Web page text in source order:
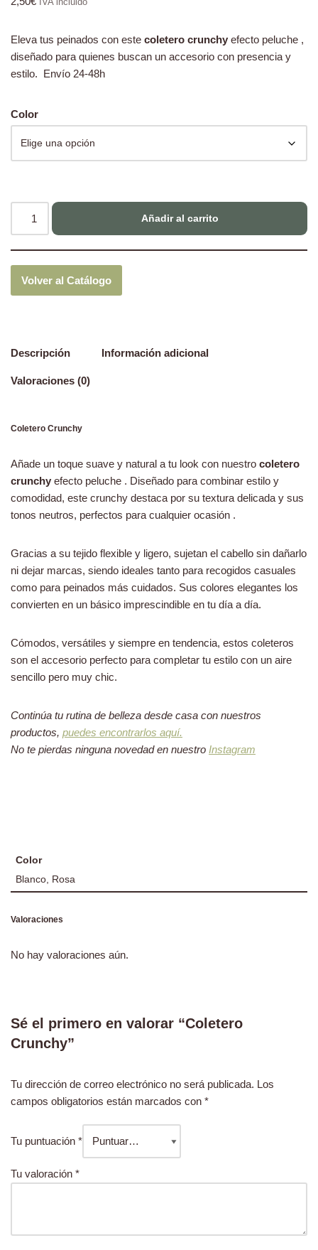
IVA incluido
Eleva tus peinados con este coletero crunchy efecto peluche ,
diseñado para quienes buscan un accesorio con presencia y
estilo. Envío 24-48h
Color
Añadir al carrito
Volver al Catálogo
Descripción Información adicional
Valoraciones (0)
Coletero Crunchy
Añade un toque suave y natural a tu look con nuestro coletero
crunchy efecto peluche . Diseñado para combinar estilo y
comodidad, este crunchy destaca por su textura delicada y sus
tonos neutros, perfectos para cualquier ocasión .
Gracias a su tejido flexible y ligero, sujetan el cabello sin dañarlo
ni dejar marcas, siendo ideales tanto para recogidos casuales
como para peinados más cuidados. Sus colores elegantes los
convierten en un básico imprescindible en tu día a día.
Cómodos, versátiles y siempre en tendencia, estos coleteros
son el accesorio perfecto para completar tu estilo con un aire
sencillo pero muy chic.
Continúa tu rutina de belleza desde casa con nuestros
productos, puedes encontrarlos aquí.
No te pierdas ninguna novedad en nuestro Instagram
Color
Blanco, Rosa
Valoraciones
No hay valoraciones aún.
Sé el primero en valorar “Coletero
Crunchy”
Tu dirección de correo electrónico no será publicada. Los
campos obligatorios están marcados con *
Tu puntuación *
Tu valoración *